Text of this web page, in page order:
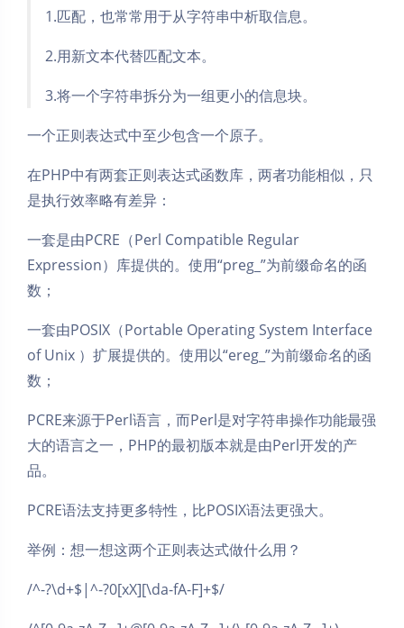
1.匹配，也常常用于从字符串中析取信息。
2.用新文本代替匹配文本。
3.将一个字符串拆分为一组更小的信息块。
一个正则表达式中至少包含一个原子。
在PHP中有两套正则表达式函数库，两者功能相似，只
是执行效率略有差异：
一套是由PCRE（Perl Compatible Regular
Expression）库提供的。使用“preg_”为前缀命名的函
数；
一套由POSIX（Portable Operating System Interface
of Unix ）扩展提供的。使用以“ereg_”为前缀命名的函
数；
PCRE来源于Perl语言，而Perl是对字符串操作功能最强
大的语言之一，PHP的最初版本就是由Perl开发的产
品。
PCRE语法支持更多特性，比POSIX语法更强大。
举例：想一想这两个正则表达式做什么用？
/^-?\d+$|^-?0[xX][\da-fA-F]+$/